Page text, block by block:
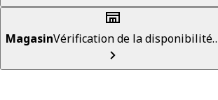
MagasinVérification de la